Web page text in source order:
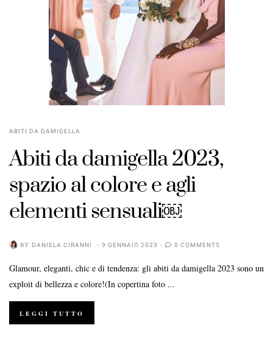
ABITI DA DAMIGELLA
Abiti da damigella 2023,
spazio al colore e agli
elementi sensuali￼
BY DANIELA CIRANNI 9 GENNAIO 2023 0 COMMENTS
Glamour, eleganti, chic e di tendenza: gli abiti da damigella 2023 sono un
exploit di bellezza e colore!(In copertina foto ...
LEGGI TUTTO